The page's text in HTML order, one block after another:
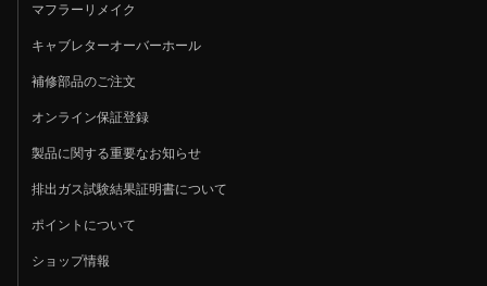
マフラーリメイク
キャブレターオーバーホール
補修部品のご注文
オンライン保証登録
製品に関する重要なお知らせ
排出ガス試験結果証明書について
ポイントについて
ショップ情報